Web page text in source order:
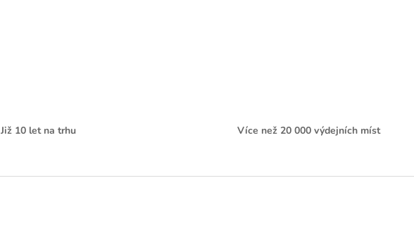
Již 10 let na trhu Více než 20 000 výdejních míst